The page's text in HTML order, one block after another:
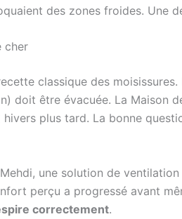
des zones froides. Une
cher
classique des
doit être évacuée. La Maison
plus tard. La bonne
une solution de
perçu a progressé avant
correctement.